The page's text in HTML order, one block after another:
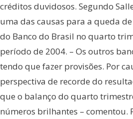
créditos duvidosos. Segundo
uma das causas para a queda
do Banco do Brasil no quarto
período de 2004. – Os outros
tendo que fazer provisões. Por
perspectiva de recorde do
que o balanço do quarto
números brilhantes – comentou.